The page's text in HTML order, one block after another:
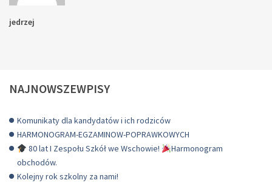
jedrzej
NAJNOWSZEWPISY
Komunikaty dla kandydatów i ich rodziców
HARMONOGRAM-EGZAMINOW-POPRAWKOWYCH
80 lat I Zespołu Szkół we Wschowie!
Harmonogram
obchodów.
Kolejny rok szkolny za nami!